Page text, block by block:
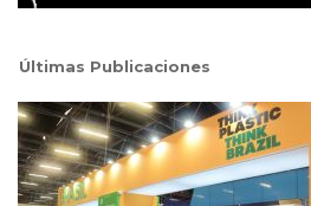
Últimas Publicaciones